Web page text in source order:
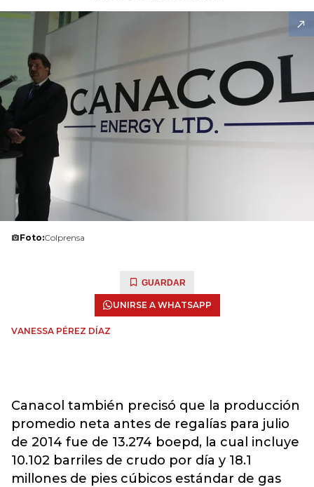
Foto:Colprensa
GUARDAR
UNIRSE A WHATSAPP
VANESSA PÉREZ DÍAZ
Canacol también precisó que la producción
promedio neta antes de regalías para julio
de 2014 fue de 13.274 boepd, la cual incluye
10.102 barriles de crudo por día y 18.1
millones de pies cúbicos estándar de gas